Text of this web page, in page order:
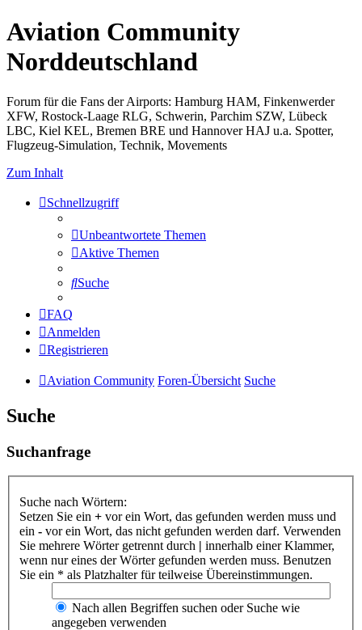
Aviation Community
Norddeutschland
Forum für die Fans der Airports: Hamburg HAM, Finkenwerder
XFW, Rostock-Laage RLG, Schwerin, Parchim SZW, Lübeck
LBC, Kiel KEL, Bremen BRE und Hannover HAJ u.a. Spotter,
Flugzeug-Simulation, Technik, Movements
Zum Inhalt
Schnellzugriff
Unbeantwortete Themen
Aktive Themen
Suche
FAQ
Anmelden
Registrieren
Aviation Community Foren-Übersicht Suche
Suche
Suchanfrage
Suche nach Wörtern:
Setzen Sie ein + vor ein Wort, das gefunden werden muss und
ein - vor ein Wort, das nicht gefunden werden darf. Verwenden
Sie mehrere Wörter getrennt durch | innerhalb einer Klammer,
wenn nur eines der Wörter gefunden werden muss. Benutzen
Sie ein * als Platzhalter für teilweise Übereinstimmungen.
Nach allen Begriffen suchen oder Suche wie
angegeben verwenden